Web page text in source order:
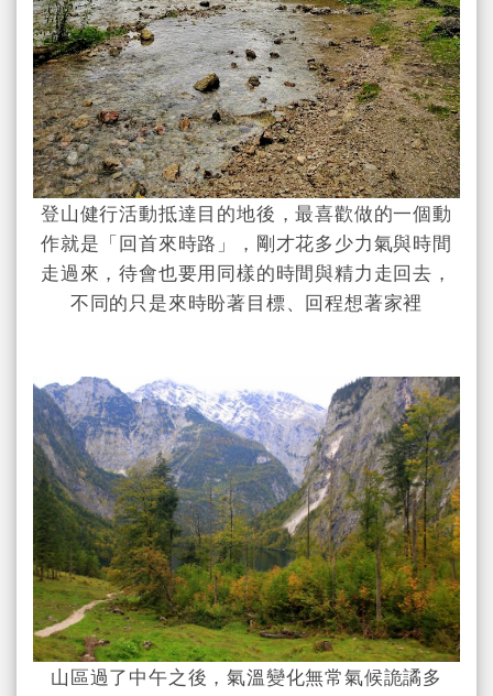
登山健行活動抵達目的地後，最喜歡做的一個動
作就是「回首來時路」，剛才花多少力氣與時間
走過來，待會也要用同樣的時間與精力走回去，
不同的只是來時盼著目標、回程想著家裡
山區過了中午之後，氣溫變化無常氣候詭譎多